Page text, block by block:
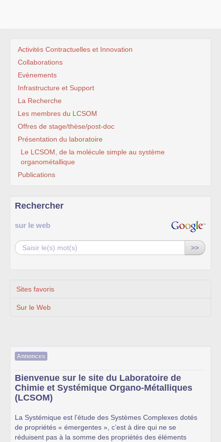
Activités Contractuelles et Innovation
Collaborations
Evènements
Infrastructure et Support
La Recherche
Les membres du LCSOM
Offres de stage/thèse/post-doc
Présentation du laboratoire
Le LCSOM, de la molécule simple au système
organométallique
Publications
Rechercher
sur le web
>>
Sites favoris
Sur le Web
Annonces
Bienvenue sur le site du Laboratoire de
Chimie et Systémique Organo-Métalliques
(LCSOM)
La Systémique est l’étude des Systèmes Complexes dotés
de propriétés « émergentes », c’est à dire qui ne se
réduisent pas à la somme des propriétés des éléments